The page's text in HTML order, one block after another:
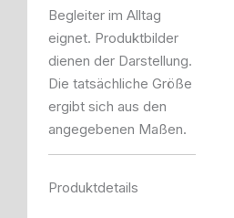
Begleiter im Alltag
eignet. Produktbilder
dienen der Darstellung.
Die tatsächliche Größe
ergibt sich aus den
angegebenen Maßen.
Produktdetails